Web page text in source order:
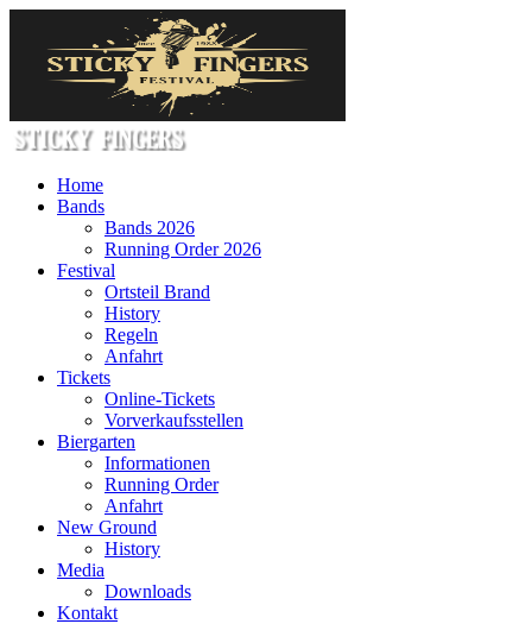
Home
Bands
Bands 2026
Running Order 2026
Festival
Ortsteil Brand
History
Regeln
Anfahrt
Tickets
Online-Tickets
Vorverkaufsstellen
Biergarten
Informationen
Running Order
Anfahrt
New Ground
History
Media
Downloads
Kontakt